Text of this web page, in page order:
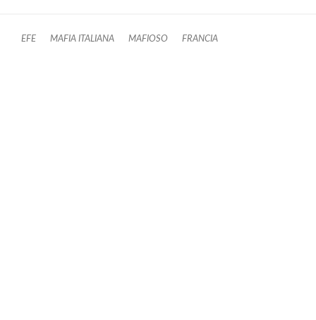
EFE MAFIA ITALIANA MAFIOSO FRANCIA